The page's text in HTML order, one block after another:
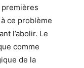
premières
ce problème
l’abolir. Le
comme
de la